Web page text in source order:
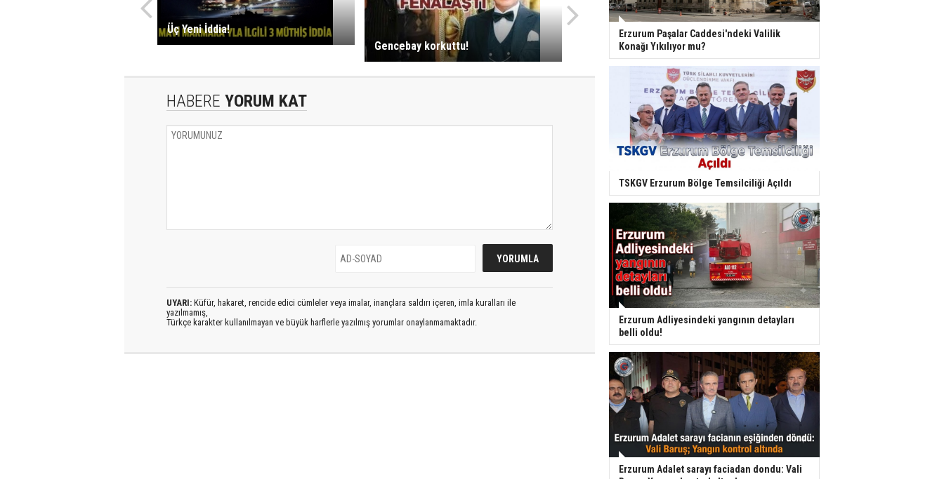
Üç Yeni İddia!
Gencebay korkuttu!
HABERE YORUM KAT
UYARI: Küfür, hakaret, rencide edici cümleler veya imalar, inançlara saldırı içeren, imla kuralları ile
yazılmamış,
Türkçe karakter kullanılmayan ve büyük harflerle yazılmış yorumlar onaylanmamaktadır.
Erzurum Paşalar Caddesi'ndeki Valilik
Konağı Yıkılıyor mu?
TSKGV Erzurum Bölge Temsilciliği Açıldı
Erzurum Adliyesindeki yangının detayları
belli oldu!
Erzurum Adalet sarayı faciadan dondu: Vali